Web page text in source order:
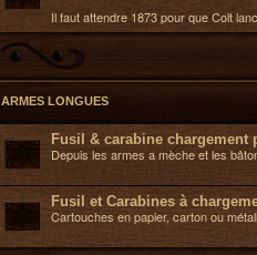
Il faut attendre 1873 pour que Colt
ARMES LONGUES
Fusil & carabine chargement
Depuis les armes a mèche et les
Fusil et Carabines à
Cartouches en papier, carton ou